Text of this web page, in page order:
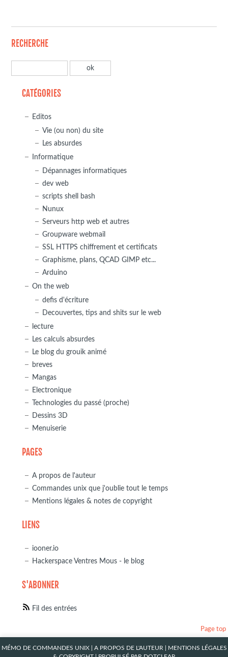
RECHERCHE
CATÉGORIES
Editos
Vie (ou non) du site
Les absurdes
Informatique
Dépannages informatiques
dev web
scripts shell bash
Nunux
Serveurs http web et autres
Groupware webmail
SSL HTTPS chiffrement et certificats
Graphisme, plans, QCAD GIMP etc...
Arduino
On the web
defis d'écriture
Decouvertes, tips and shits sur le web
lecture
Les calculs absurdes
Le blog du grouik animé
breves
Mangas
Electronique
Technologies du passé (proche)
Dessins 3D
Menuiserie
PAGES
A propos de l'auteur
Commandes unix que j'oublie tout le temps
Mentions légales & notes de copyright
LIENS
iooner.io
Hackerspace Ventres Mous - le blog
S'ABONNER
Fil des entrées
MÉMO DE COMMANDES UNIX| A PROPOS DE L'AUTEUR
MENTIONS LÉGALES
Page top